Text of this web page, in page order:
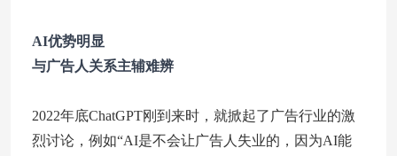
AI优势明显
与广告人关系主辅难辨
2022年底ChatGPT刚到来时，就掀起了广告行业的激
烈讨论，例如“AI是不会让广告人失业的，因为AI能